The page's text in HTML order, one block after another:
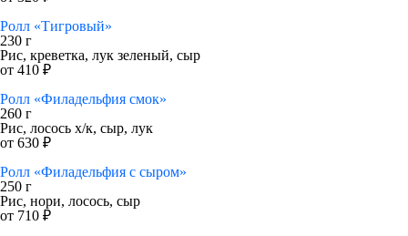
Ролл «Тигровый»
230 г
Рис, креветка, лук зеленый, сыр
от 410 ₽
Ролл «Филадельфия смок»
260 г
Рис, лосось х/к, сыр, лук
от 630 ₽
Ролл «Филадельфия с сыром»
250 г
Рис, нори, лосось, сыр
от 710 ₽